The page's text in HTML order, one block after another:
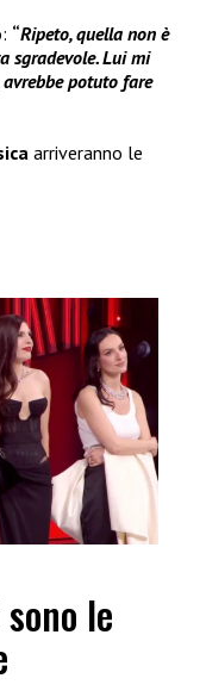
“Ripeto, quella non è
sgradevole. Lui mi
potuto fare
arriveranno le
le